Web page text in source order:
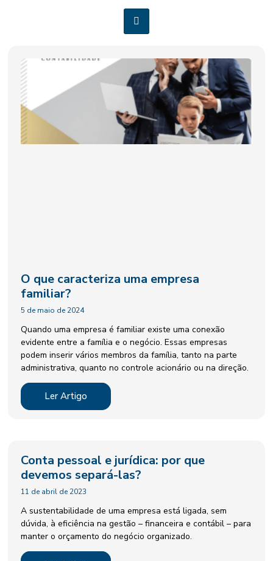
O que caracteriza uma empresa
familiar?
5 de maio de 2024
Quando uma empresa é familiar existe uma conexão
evidente entre a família e o negócio. Essas empresas
podem inserir vários membros da família, tanto na parte
administrativa, quanto no controle acionário ou na direção.
Ler Artigo
Conta pessoal e jurídica: por que
devemos separá-las?
11 de abril de 2023
A sustentabilidade de uma empresa está ligada, sem
dúvida, à eficiência na gestão – financeira e contábil – para
manter o orçamento do negócio organizado.